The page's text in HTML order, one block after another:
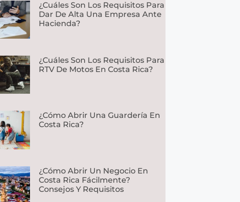
¿Cuáles Son Los Requisitos Para
Dar De Alta Una Empresa Ante
Hacienda?
¿Cuáles Son Los Requisitos Para
RTV De Motos En Costa Rica?
¿Cómo Abrir Una Guardería En
Costa Rica?
¿Cómo Abrir Un Negocio En
Costa Rica Fácilmente?
Consejos Y Requisitos